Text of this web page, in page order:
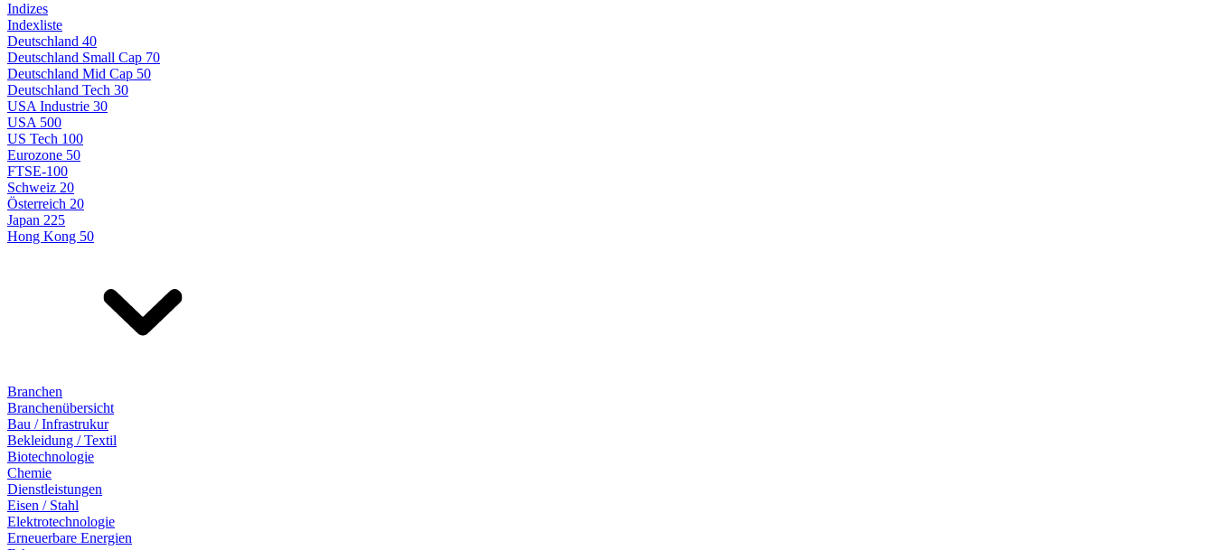
Indizes
Indexliste
Deutschland 40
Deutschland Small Cap 70
Deutschland Mid Cap 50
Deutschland Tech 30
USA Industrie 30
USA 500
US Tech 100
Eurozone 50
FTSE-100
Schweiz 20
Österreich 20
Japan 225
Hong Kong 50
Branchen
Branchenübersicht
Bau / Infrastrukur
Bekleidung / Textil
Biotechnologie
Chemie
Dienstleistungen
Eisen / Stahl
Elektrotechnologie
Erneuerbare Energien